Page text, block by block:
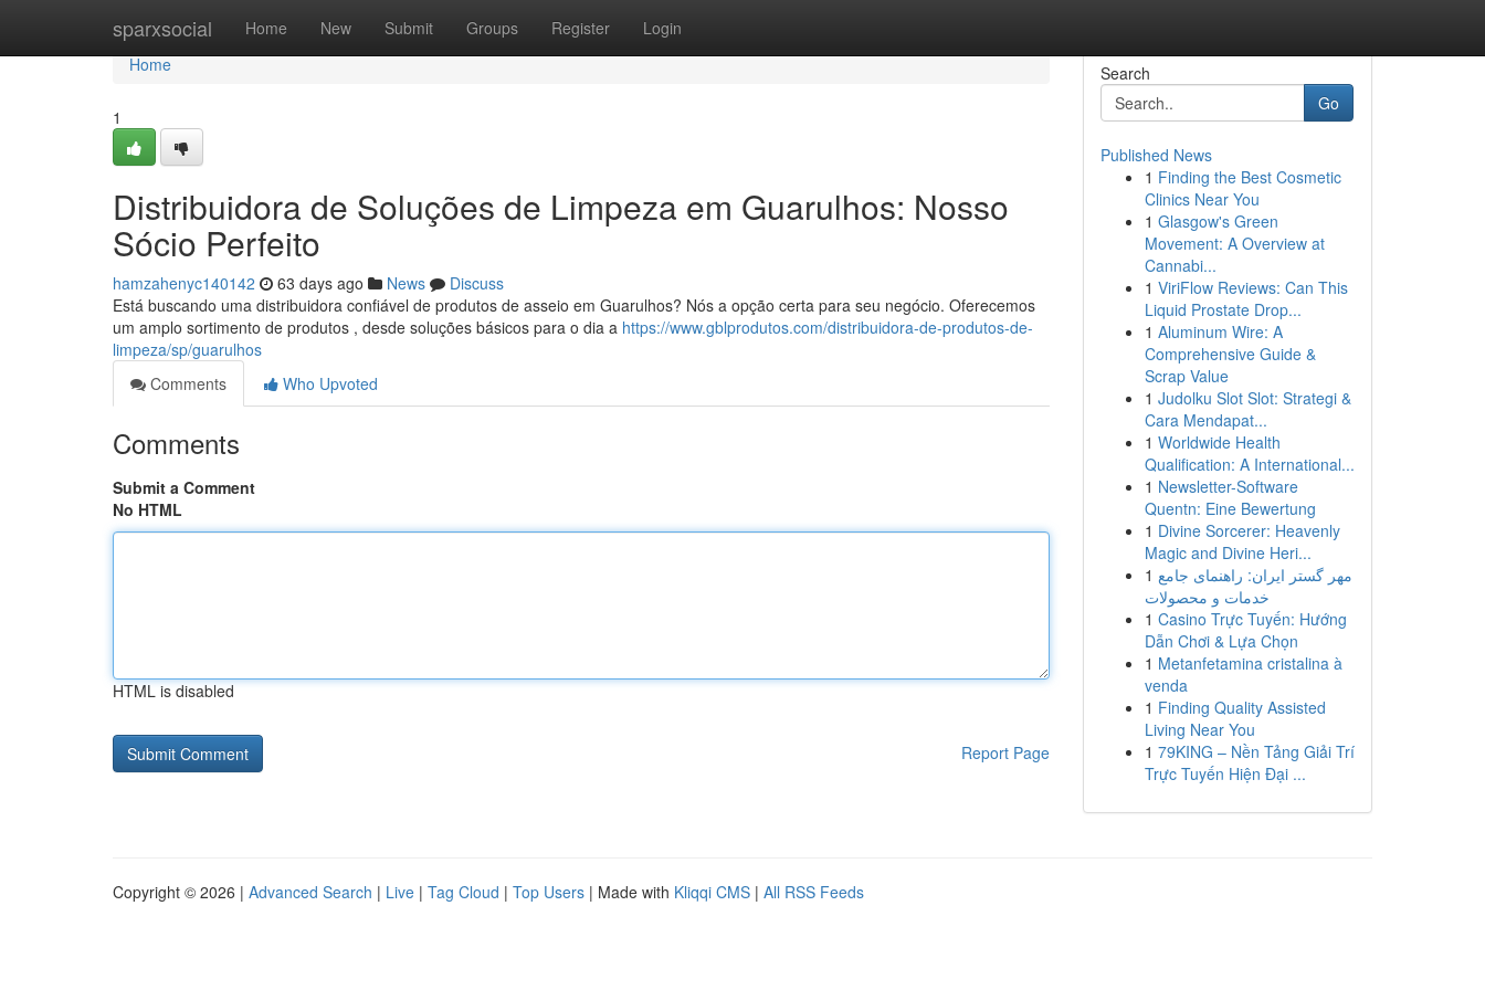
sparxsocial Home New Submit Groups Register Login
Home
Home
1
Distribuidora de Soluções de Limpeza em Guarulhos: Nosso
Sócio Perfeito
hamzahenyc140142 63 days ago News
Discuss
Está buscando uma distribuidora confiável de produtos de asseio em Guarulhos? Nós a opção certa para seu negócio. Oferecemos
um amplo sortimento de produtos , desde soluções básicos para o dia a https://www.gblprodutos.com/distribuidora-de-produtos-de-
limpeza/sp/guarulhos
Comments
Who Upvoted
Comments
Submit a Comment
No HTML
HTML is disabled
Report Page
Search
Go
Published News
1 Finding the Best Cosmetic
Clinics Near You
1 Glasgow's Green
Movement: A Overview at
Cannabi...
1 ViriFlow Reviews: Can This
Liquid Prostate Drop...
1 Aluminum Wire: A
Comprehensive Guide &
Scrap Value
1 Judolku Slot Slot: Strategi &
Cara Mendapat...
1 Worldwide Health
Qualification: A International...
1 Newsletter-Software
Quentn: Eine Bewertung
1 Divine Sorcerer: Heavenly
Magic and Divine Heri...
1 مهر گستر ایران: راهنمای جامع
خدمات و محصولات
1 Casino Trực Tuyến: Hướng
Dẫn Chơi & Lựa Chọn
1 Metanfetamina cristalina à
venda
1 Finding Quality Assisted
Living Near You
1 79KING – Nền Tảng Giải Trí
Trực Tuyến Hiện Đại ...
Copyright © 2026 | Advanced Search | Live | Tag Cloud | Top Users | Made with Kliqqi CMS | All RSS Feeds